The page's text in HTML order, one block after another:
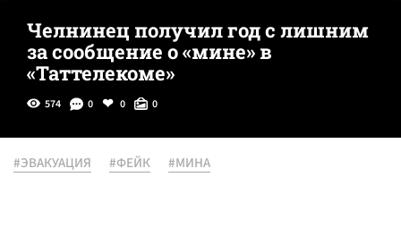
Челнинец получил год с лишним
за сообщение о «мине» в
«Таттелекоме»
574 0 0 0
#ЭВАКУАЦИЯ #ФЕЙК #МИНА